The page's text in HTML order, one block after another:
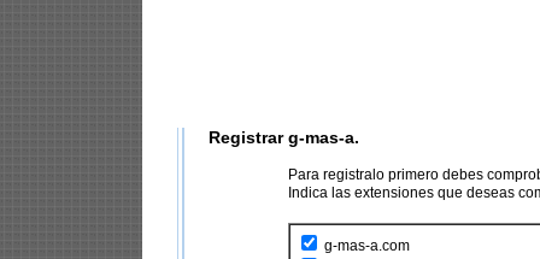
Registrar g-mas-a.
Para registralo primero debes
Indica las extensiones que deseas
g-mas-a.com